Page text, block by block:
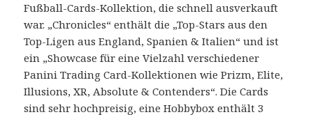
Fußball-Cards-Kollektion, die schnell ausverkauft
war. „Chronicles“ enthält die „Top-Stars aus den
Top-Ligen aus England, Spanien & Italien“ und ist
ein „Showcase für eine Vielzahl verschiedener
Panini Trading Card-Kollektionen wie Prizm, Elite,
Illusions, XR, Absolute & Contenders“. Die Cards
sind sehr hochpreisig, eine Hobbybox enthält 3